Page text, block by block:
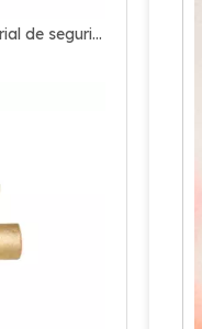
Válvula de gas industrial de seguridad del regulador de CO2